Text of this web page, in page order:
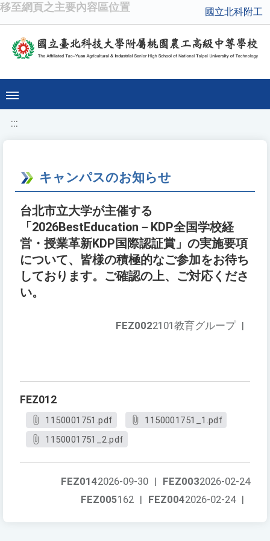
移至網頁之主要內容區位置 國立北科附工
:::
キャンパスのお知らせ
台北市立大学が主催する
「2026BestEducation－KDP全国学校経
営・授業革新KDP国際認証賞」の実施要項
について、皆様の積極的なご参加をお待ち
しております。ご確認の上、ご対応くださ
い。
FEZ0022101教育グループ |
FEZ012
1150001751.pdf
1150001751_1.pdf
1150001751_2.pdf
FEZ0032026-02-24
FEZ0142026-09-30 |
FEZ0042026-02-24 |
FEZ005162 |